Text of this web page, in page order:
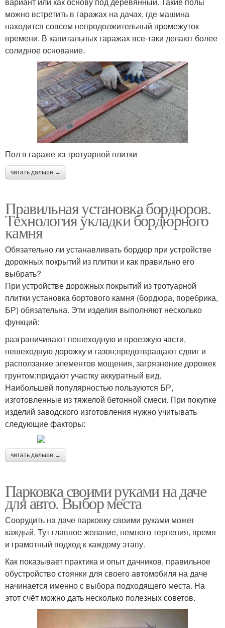
можно встретить в гаражах на дачах, где машина
находится совсем непродолжительный промежуток
времени. В капитальных гаражах все-таки делают более
солидное основание.
Пол в гараже из тротуарной плитки
читать дальше →
Правильная установка бордюров.
Технология укладки бордюрного
камня
Обязательно ли устанавливать бордюр при устройстве
дорожных покрытий из плитки и как правильно его
выбрать?
При устройстве дорожных покрытий из тротуарной
плитки установка бортового камня (бордюра, поребрика,
БР) обязательна. Эти изделия выполняют несколько
функций:
разграничивают пешеходную и проезжую части,
пешеходную дорожку и газон;предотвращают сдвиг и
расползание элементов мощения, загрязнение дорожек
грунтом;придают участку аккуратный вид.
Наибольшей популярностью пользуются БР,
изготовленные из тяжелой бетонной смеси. При покупке
изделий заводского изготовления нужно учитывать
следующие факторы:
читать дальше →
Парковка своими руками на даче
для авто. Выбор места
Соорудить на даче парковку своими руками может
каждый. Тут главное желание, немного терпения, время
и грамотный подход к каждому этапу.
Как показывает практика и опыт дачников, правильное
обустройство стоянки для своего автомобиля на даче
начинается именно с выбора подходящего места. На
этот счёт можно дать несколько полезных советов.